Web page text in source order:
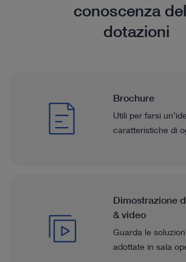
conoscenza
dotazioni
Brochure
Utili per farsi
caratteristiche di
Dimostrazione
& video
Guarda le
adottate in sala